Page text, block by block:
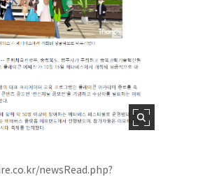
newsRead.php?